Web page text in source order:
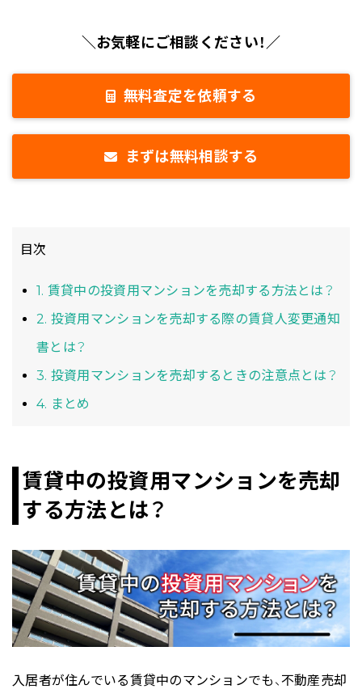
＼お気軽にご相談ください！／
無料査定を依頼する
まずは無料相談する
目次
1. 賃貸中の投資用マンションを売却する方法とは？
2. 投資用マンションを売却する際の賃貸人変更通知
書とは？
3. 投資用マンションを売却するときの注意点とは？
4. まとめ
賃貸中の投資用マンションを売却
する方法とは？
入居者が住んでいる賃貸中のマンションでも、不動産売却